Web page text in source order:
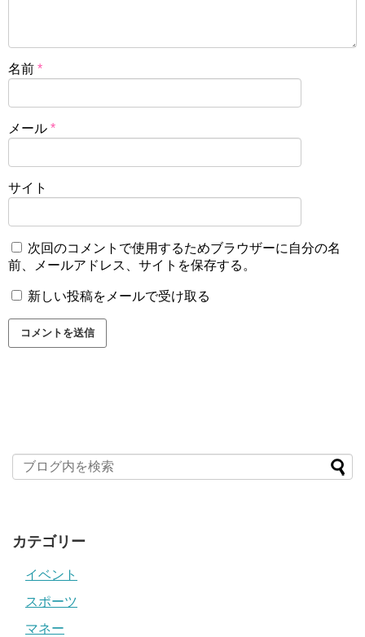
名前 *
メール *
サイト
次回のコメントで使用するためブラウザーに自分の名
前、メールアドレス、サイトを保存する。
新しい投稿をメールで受け取る
カテゴリー
イベント
スポーツ
マネー